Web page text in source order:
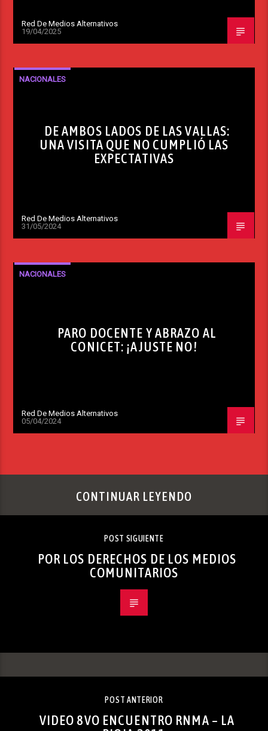
Red De Medios Alternativos
19/04/2025
NACIONALES
DE AMBOS LADOS DE LAS VALLAS:
UNA VISITA QUE NO CUMPLIÓ LAS
EXPECTATIVAS
Red De Medios Alternativos
31/05/2024
NACIONALES
PARO DOCENTE Y ABRAZO AL
CONICET: ¡AJUSTE NO!
Red De Medios Alternativos
05/04/2024
CONTINUAR LEYENDO
POST SIGUIENTE
POR LOS DERECHOS DE LOS MEDIOS
COMUNITARIOS
POST ANTERIOR
VIDEO 8VO ENCUENTRO RNMA – LA